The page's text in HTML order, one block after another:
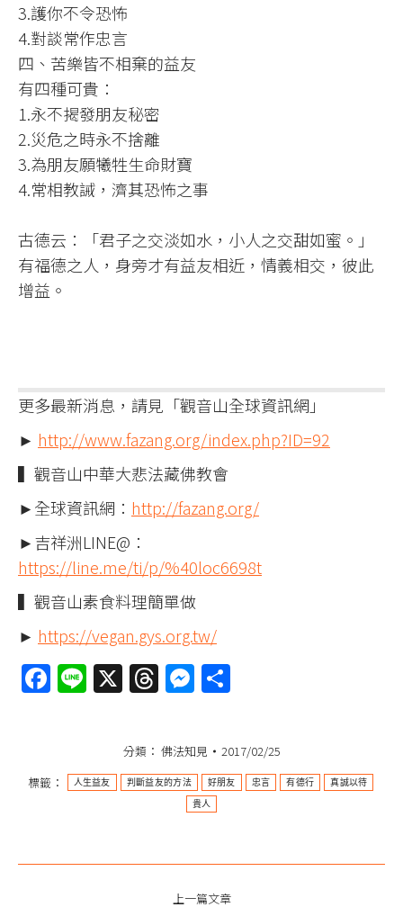
3.護你不令恐怖​
4.對談常作忠言​
四、苦樂皆不相棄的益友​
有四種可貴：​
1.永不揭發朋友秘密​
2.災危之時永不捨離​
3.為朋友願犧牲生命財寶​
4.常相教誡，濟其恐怖之事​
古德云：「君子之交淡如水，小人之交甜如蜜。」​
有福德之人，身旁才有益友相近，情義相交，彼此
增益。​
更多最新消息，請見「觀音山全球資訊網」
► http://www.fazang.org/index.php?ID=92
▍觀音山中華大悲法藏佛教會
►全球資訊網： http://fazang.org/
►吉祥洲LINE@：
https://line.me/ti/p/%40loc6698t
▍觀音山素食料理簡單做
► https://vegan.gys.org.tw/
Facebook
Line
X Threads
Messenger
分類： 佛法知見
2017/02/25
標籤：
人生益友 判斷益友的方法 好朋友 忠言 有德行 真誠以待
貴人
上一篇文章